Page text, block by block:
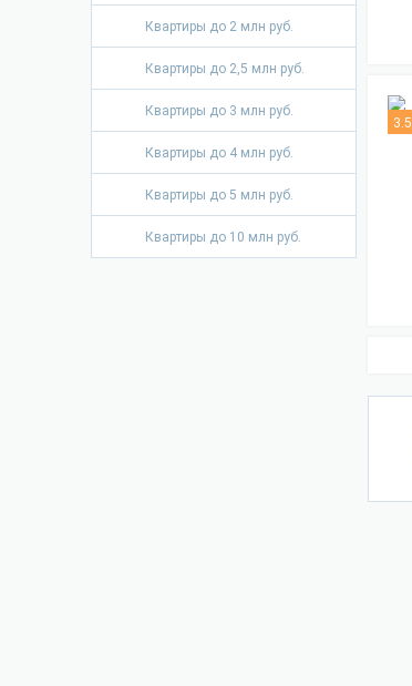
Квартиры до 2 млн руб.
Квартиры до 2,5 млн руб.
Квартиры до 3 млн руб.
Квартиры до 4 млн руб.
Квартиры до 5 млн руб.
Квартиры до 10 млн руб.
3.5